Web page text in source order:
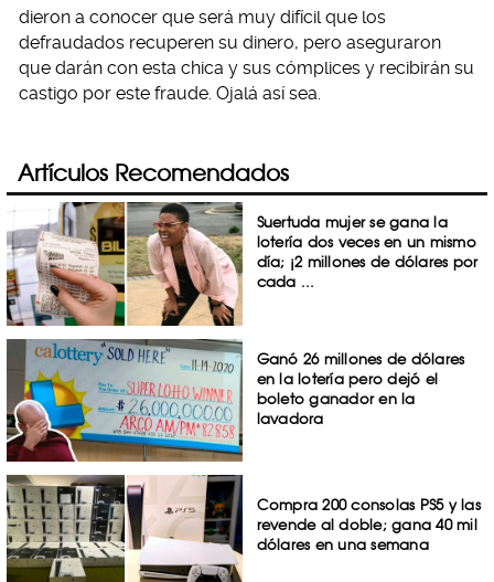
dieron a conocer que será muy difícil que los
defraudados recuperen su dinero, pero aseguraron
que darán con esta chica y sus cómplices y recibirán su
castigo por este fraude. Ojalá así sea.
Artículos Recomendados
Suertuda mujer se gana la
lotería dos veces en un mismo
día; ¡2 millones de dólares por
cada ...
Ganó 26 millones de dólares
en la lotería pero dejó el
boleto ganador en la
lavadora
Compra 200 consolas PS5 y las
revende al doble; gana 40 mil
dólares en una semana